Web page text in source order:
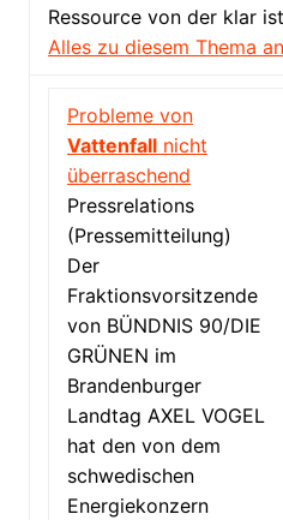
Ressource von der klar
Alles zu diesem Thema
Probleme von
Vattenfallnicht
überraschend
Pressrelations
(Pressemitteilung)
Der
Fraktionsvorsitzende
von BÜNDNIS 90/DIE
GRÜNEN im
Brandenburger
Landtag AXEL VOGEL
hat den von dem
schwedischen
Energiekonzern